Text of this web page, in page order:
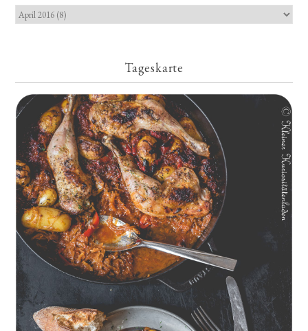
Tageskarte
Geschmorte Hähnchenschenkel auf Paprikakraut und kleinen
Kartoffeln